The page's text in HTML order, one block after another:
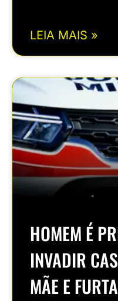
LEIA MAIS »
HOMEM É
INVADIR
MÃE E